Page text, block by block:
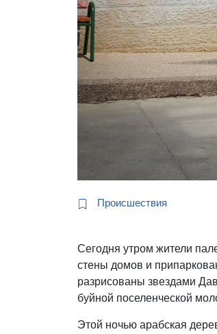
Происшествия
Сегодня утром жители
стены домов и
разрисованы звездами
буйной поселенческой
Этой ночью арабская